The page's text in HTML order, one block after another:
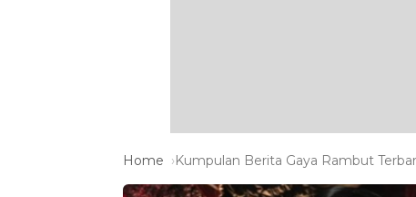
Home Kumpulan Berita Gaya Rambut